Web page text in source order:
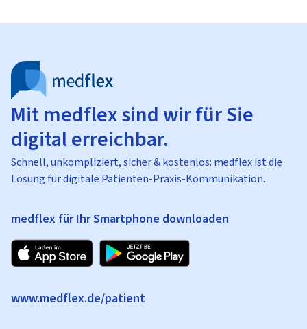
Mit medflex sind wir für Sie
digital erreichbar.
Schnell, unkompliziert, sicher & kostenlos: medflex ist die
Lösung für digitale Patienten-Praxis-Kommunikation.
medflex für Ihr Smartphone downloaden
www.medflex.de/patient